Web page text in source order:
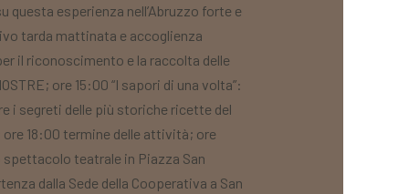
esperienza nell’Abruzzo forte e
tarda mattinata e accoglienza
il riconoscimento e la raccolta delle
ore 15:00 “I sapori di una volta”:
i segreti delle più storiche ricette del
18:00 termine delle attività; ore
teatrale in Piazza San
dalla Sede della Cooperativa a San